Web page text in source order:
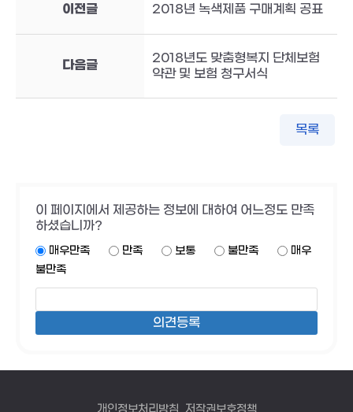
이전글 2018년 녹색제품 구매계획 공표
다음글
2018년도 맞춤형복지 단체보험
약관 및 보험 청구서식
목록
이 페이지에서 제공하는 정보에 대하여 어느정도 만족
하셨습니까?
매우만족 만족 보통 불만족
매우
불만족
개인정보처리방침 저작권보호정책